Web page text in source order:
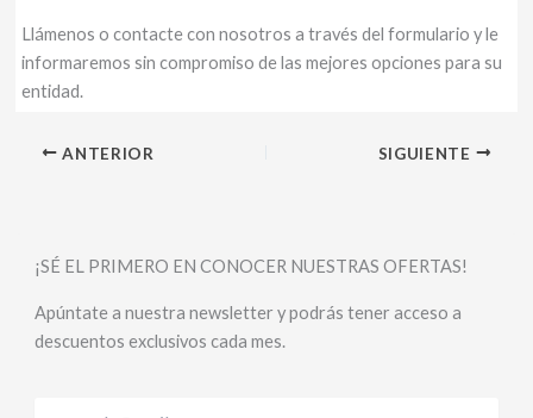
Llámenos o contacte con nosotros a través del formulario y le
informaremos sin compromiso de las mejores opciones para su
entidad.
ANTERIOR SIGUIENTE
¡SÉ EL PRIMERO EN CONOCER NUESTRAS OFERTAS!
Apúntate a nuestra newsletter y podrás tener acceso a
descuentos exclusivos cada mes.